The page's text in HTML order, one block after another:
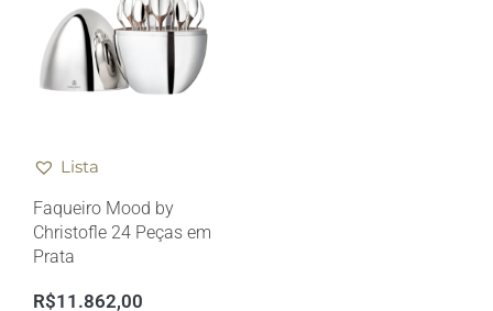
Lista
Faqueiro Mood by
Christofle 24 Peças em
Prata
R$11.862,00